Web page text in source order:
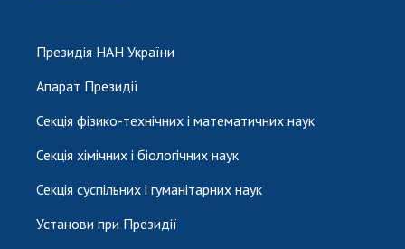
Президія НАН України
Апарат Президії
Секція фізико-технічних і математичних наук
Секція хімічних і біологічних наук
Секція суспільних і гуманітарних наук
Установи при Президії